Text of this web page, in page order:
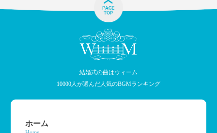
結婚式の曲はウィーム
10000人が選んだ人気のBGMランキング
ホーム